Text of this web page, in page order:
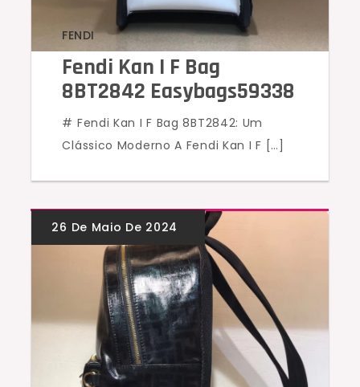
FENDI
Fendi Kan I F Bag
8BT2842 Easybags59338
# Fendi Kan I F Bag 8BT2842: Um
Clássico Moderno A Fendi Kan I F […]